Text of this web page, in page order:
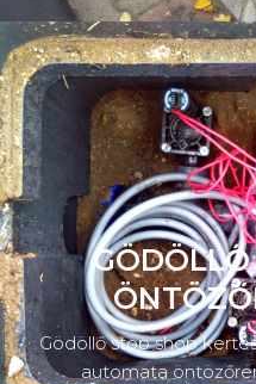
Gödöllő stop shop
automata